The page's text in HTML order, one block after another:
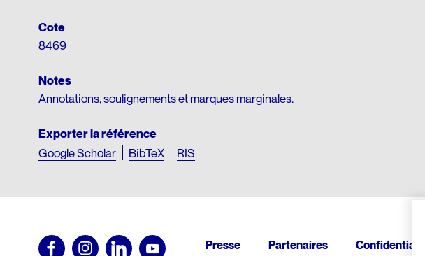
Cote
8469
Notes
Annotations, soulignements et marques marginales.
Exporter la référence
Google Scholar BibTeX RIS
Presse Partenaires Confidentialité